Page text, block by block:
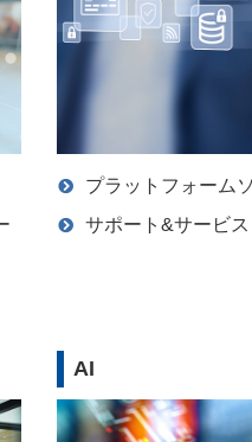
プラットフォーム
サポート&サービス
AI